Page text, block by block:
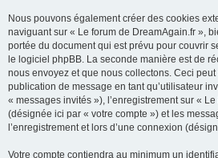
Nous pouvons également créer des cookies
naviguant sur « Le forum de DreamAgain.fr »,
portée du document qui est prévu pour couvrir
le logiciel phpBB. La seconde manière est de
nous envoyez et que nous collectons. Ceci peut
publication de message en tant qu’utilisateur
« messages invités »), l’enregistrement sur «
(désignée ici par « votre compte ») et les
l’enregistrement et lors d’une connexion
Votre compte contiendra au minimum un